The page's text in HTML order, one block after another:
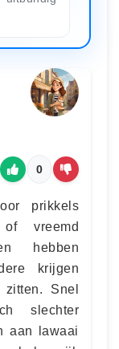
0
prikkels
vreemd
hebben
krijgen
Snel
slechter
aan lawaai